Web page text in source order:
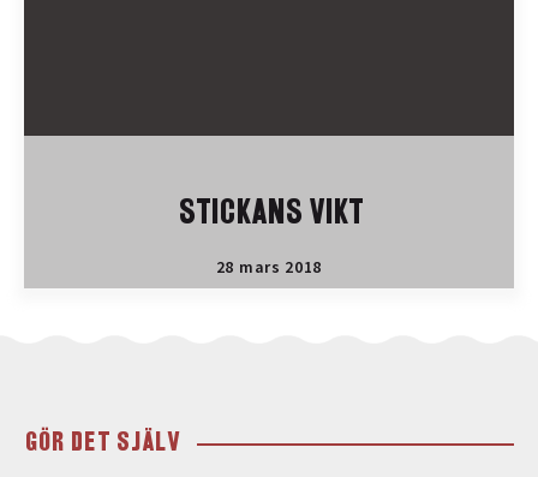
STICKANS VIKT
28 mars 2018
GÖR DET SJÄLV